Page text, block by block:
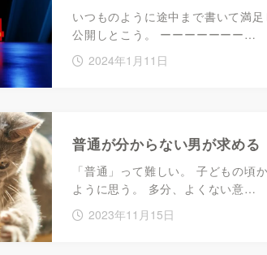
いつものように途中まで書いて満
公開しとこう。 ーーーーーーー…
2024年1月11日
普通が分からない男が求める
「普通」って難しい。 子どもの頃
ように思う。 多分、よくない意…
2023年11月15日